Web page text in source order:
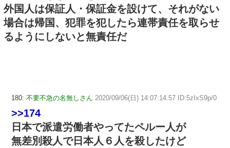
外国人は保証人・保証金を設けて、それがない
場合は帰国、犯罪を犯したら連帯責任を取らせ
るようにしないと無責任だ
180: 不要不急の名無しさん 2020/09/06(日) 14:07:14.57 ID:5zIxS9p/0
>>174
日本で派遣労働者やってたペルー人が
無差別殺人で日本人６人を殺したけど